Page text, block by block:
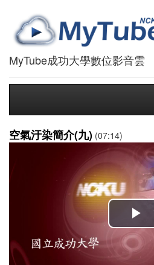
MyTube成功大學數位影音雲
空氣汙染簡介(九) (07:14)
播
放